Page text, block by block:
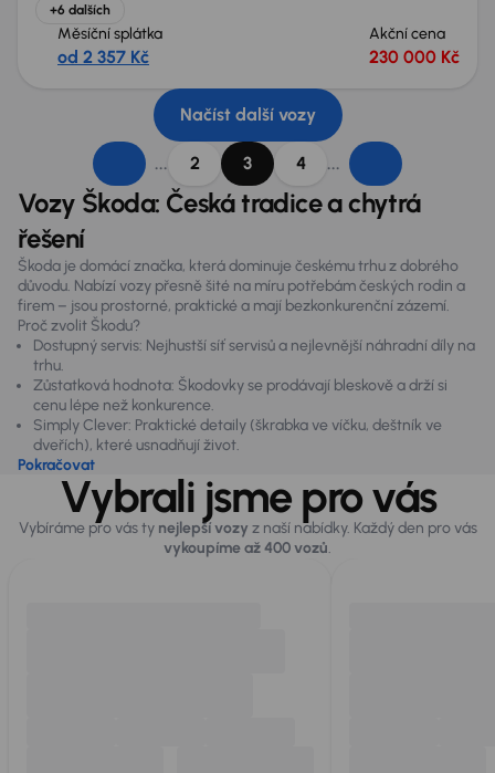
+6 dalších
Měsíční splátka
od 2 357 Kč
Akční cena
230 000 Kč
Načíst další vozy
... 2 3 4 ...
Vozy Škoda: Česká tradice a chytrá
řešení
Škoda je domácí značka, která dominuje českému trhu z dobrého
důvodu. Nabízí vozy přesně šité na míru potřebám českých rodin a
firem – jsou prostorné, praktické a mají bezkonkurenční zázemí.
Proč zvolit Škodu?
Dostupný servis: Nejhustší síť servisů a nejlevnější náhradní díly na
trhu.
Zůstatková hodnota: Škodovky se prodávají bleskově a drží si
cenu lépe než konkurence.
Simply Clever: Praktické detaily (škrabka ve víčku, deštník ve
dveřích), které usnadňují život.
Pokračovat
Vybrali jsme pro vás
Vybíráme pro vás ty nejlepší vozy z naší nabídky. Každý den pro vás
vykoupíme až 400 vozů.